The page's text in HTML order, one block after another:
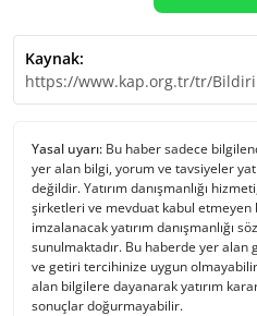
Kaynak:
https://www.kap.org.tr/tr/
Yasal uyarı: Bu haber sadece
yer alan bilgi, yorum ve tavsiyeler
değildir. Yatırım danışmanlığı
şirketleri ve mevduat kabul etmeyen
imzalanacak yatırım danışmanlığı
sunulmaktadır. Bu haberde yer
ve getiri tercihinize uygun
alan bilgilere dayanarak yatırım
sonuçlar doğurmayabilir.